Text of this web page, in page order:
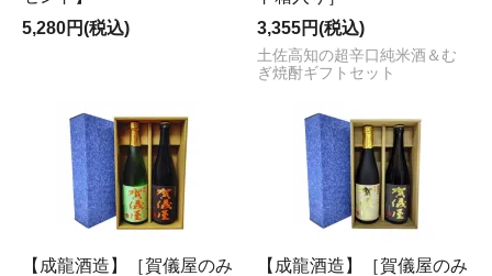
5,280円(税込)
3,355円(税込)
土佐高知の超辛口純米酒＆む
ぎ焼酎ギフトセット
【成龍酒造】［賀儀屋のみ
【成龍酒造】［賀儀屋のみ